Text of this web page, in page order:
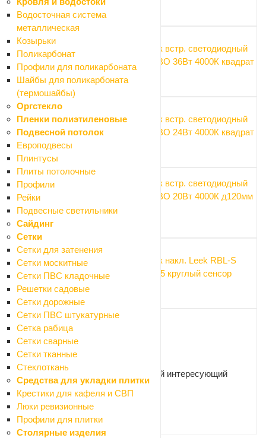
Водосточная система
металлическая
Козырьки
Поликарбонат
Профили для поликарбоната
Шайбы для поликарбоната
(термошайбы)
Оргстекло
Пленки полиэтиленовые
Подвесной потолок
Европодвесы
Плинтусы
Плиты потолочные
Профили
Рейки
Подвесные светильники
Сайдинг
Сетки
Сетки для затенения
Сетки москитные
Сетки ПВС кладочные
Решетки садовые
Сетки дорожные
Сетки ПВС штукатурные
Сетка рабица
Сетки сварные
Сетки тканные
Стеклоткань
Средства для укладки плитки
Крестики для кафеля и СВП
Люки ревизионные
Профили для плитки
Столярные изделия
Светильник встр. светодиодный
Фарлайт СВО 36Вт 4000К квадрат
Светильник встр. светодиодный
Фарлайт СВО 24Вт 4000К квадрат
Светильник встр. светодиодный
Фарлайт СВО 20Вт 4000К д120мм
круг
Светильник накл. Leek RBL-S
15W 6K IP65 круглый сенсор
Нужна консультация?
Наши специалисты ответят на любой интересующий
вопрос
ЗАДАТЬ ВОПРОС